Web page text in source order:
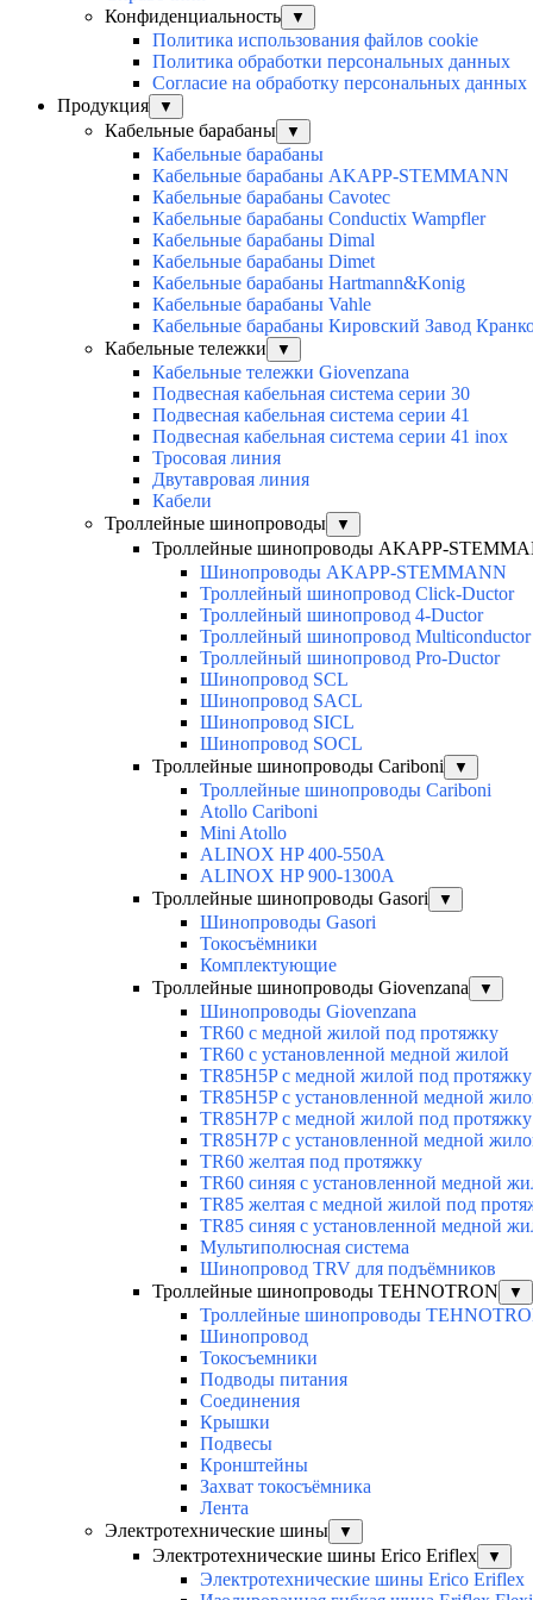
Конфиденциальность
▼
Политика использования файлов cookie
Политика обработки персональных данных
Согласие на обработку персональных данных
Продукция
▼
Кабельные барабаны ▼
Кабельные барабаны
Кабельные барабаны AKAPP-STEMMANN
Кабельные барабаны Cavotec
Кабельные барабаны Conductix Wampfler
Кабельные барабаны Dimal
Кабельные барабаны Dimet
Кабельные барабаны Hartmann&Konig
Кабельные барабаны Vahle
Кабельные барабаны Кировский Завод
Кабельные тележки
▼
Кабельные тележки Giovenzana
Подвесная кабельная система серии 30
Подвесная кабельная система серии 41
Подвесная кабельная система серии 41 inox
Тросовая линия
Двутавровая линия
Кабели
Троллейные шинопроводы
▼
Троллейные шинопроводы AKAPP-
Шинопроводы AKAPP-STEMMANN
Троллейный шинопровод Click-Ductor
Троллейный шинопровод 4-Ductor
Троллейный шинопровод Multiconductor
Троллейный шинопровод Pro-Ductor
Шинопровод SCL
Шинопровод SACL
Шинопровод SICL
Шинопровод SOCL
Троллейные шинопроводы Cariboni
▼
Троллейные шинопроводы Cariboni
Atollo Cariboni
Mini Atollo
ALINOX HP 400-550A
ALINOX HP 900-1300A
Троллейные шинопроводы Gasori
▼
Шинопроводы Gasori
Токосъёмники
Комплектующие
Троллейные шинопроводы Giovenzana
▼
Шинопроводы Giovenzana
TR60 с медной жилой под протяжку
TR60 с установленной медной жилой
TR85H5P с медной жилой под протяжку
TR85H5P с установленной медной
TR85H7P с медной жилой под протяжку
TR85H7P с установленной медной
TR60 желтая под протяжку
TR60 синяя с установленной медной
TR85 желтая с медной жилой под
TR85 синяя с установленной медной
Мультиполюсная система
Шинопровод TRV для подъёмников
Троллейные шинопроводы TEHNOTRON
▼
Троллейные шинопроводы
Шинопровод
Токосъемники
Подводы питания
Соединения
Крышки
Подвесы
Кронштейны
Захват токосъёмника
Лента
Электротехнические шины
▼
Электротехнические шины Erico Eriflex ▼
Электротехнические шины Erico Eriflex